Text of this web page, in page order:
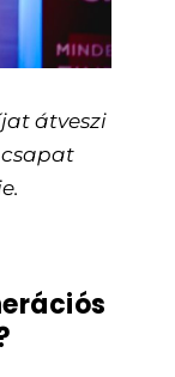
átveszi
csapat